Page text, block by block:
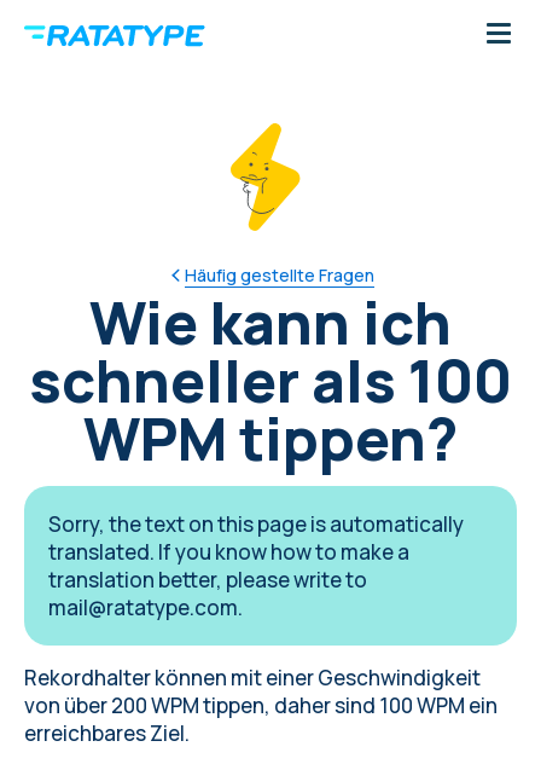
Häufig gestellte Fragen
Wie kann ich
schneller als 100
WPM tippen?
Sorry, the text on this page is automatically
translated. If you know how to make a
translation better, please write to
mail@ratatype.com.
Rekordhalter können mit einer Geschwindigkeit
von über 200 WPM tippen, daher sind 100 WPM ein
erreichbares Ziel.